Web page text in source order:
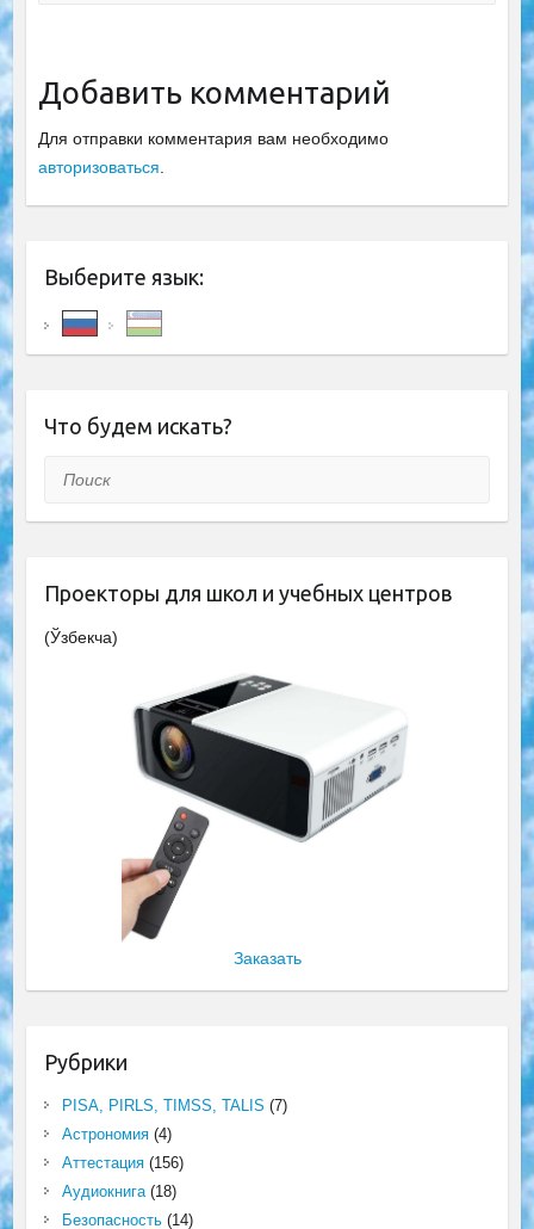
Добавить комментарий
Для отправки комментария вам необходимо
авторизоваться.
Выберите язык:
Что будем искать?
Поиск
Проекторы для школ и учебных центров
(Ўзбекча)
Заказать
Рубрики
PISA, PIRLS, TIMSS, TALIS (7)
Астрономия(4)
Аттестация(156)
Аудиокнига(18)
Безопасность(14)